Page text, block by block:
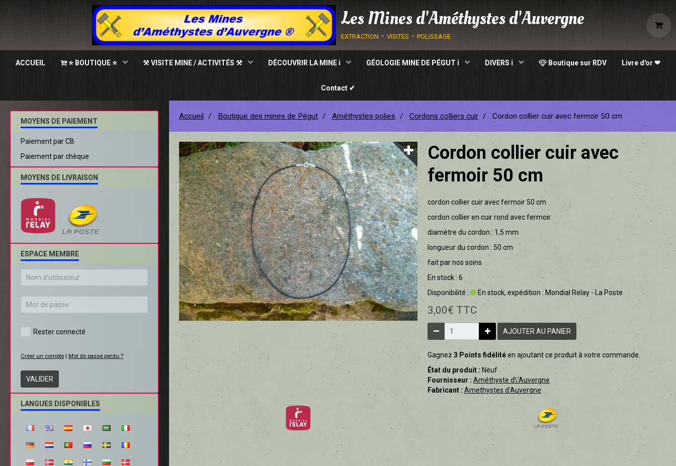
Les Mines d'Améthystes d'Auvergne
extraction - visites - polissage
ACCUEIL ⭐ BOUTIQUE ⭐ ⚒ VISITE MINE / ACTIVITÉS ⚒ DÉCOUVRIR LA MINE ℹ GÉOLOGIE MINE DE PÉGUT ℹ DIVERS ℹ Boutique sur RDV Livre d'or ❤
Contact ✔
Accueil Boutique des mines de Pégut Améthystes polies Cordons colliers cuir Cordon collier cuir avec fermoir 50 cm
Cordon collier cuir avec
fermoir 50 cm
cordon collier cuir avec fermoir 50 cm
cordon collier en cuir rond avec fermoir
diamètre du cordon : 1,5 mm
longueur du cordon : 50 cm
fait par nos soins
En stock : 6
Disponibilité :
En stock, expédition : Mondial Relay - La Poste
3,00€ TTC
AJOUTER AU PANIER
Gagnez 3 Points fidélitéen ajoutant ce produit à votre commande.
État du produit : Neuf
Fournisseur : Améthyste d\'Auvergne
Fabricant : Amethystes d'Auvergne
MOYENS DE PAIEMENT
Paiement par CB
Paiement par chèque
MOYENS DE LIVRAISON
ESPACE MEMBRE
Rester connecté
Créer un compte | Mot de passe perdu ?
VALIDER
LANGUES DISPONIBLES